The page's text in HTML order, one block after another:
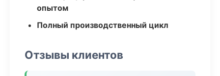
опытом
Полный производственный цикл
Отзывы клиентов